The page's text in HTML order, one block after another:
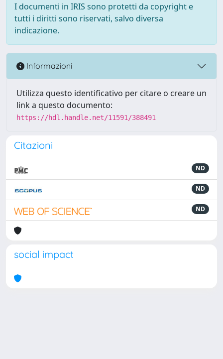
I documenti in IRIS sono protetti da copyright e
tutti i diritti sono riservati, salvo diversa
indicazione.
Informazioni
Utilizza questo identificativo per citare o creare un
link a questo documento:
https://hdl.handle.net/11591/388491
Citazioni
ND
ND
ND
social impact